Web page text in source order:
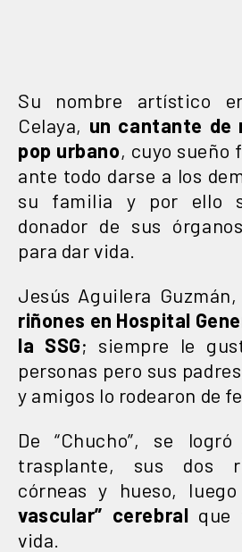
Su nombre artístico
Celaya, un cantante de
pop urbano, cuyo sueño
ante todo darse a los
su familia y por ello
donador de sus
para dar vida.
Jesús Aguilera Guzmán,
riñones en Hospital
la SSG; siempre le
personas pero sus
y amigos lo rodearon de
De “Chucho”, se
trasplante, sus dos
córneas y hueso,
vascular” cerebral que
vida.